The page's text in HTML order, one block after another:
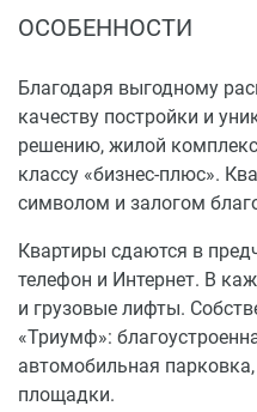
ОСОБЕННОСТИ
Благодаря выгодному
качеству постройки и
решению, жилой
классу «бизнес-плюс».
символом и залогом
Квартиры сдаются в
телефон и Интернет. В
и грузовые лифты.
«Триумф»:
автомобильная
площадки.